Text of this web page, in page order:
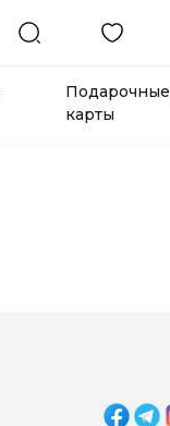
Подарочные
карты